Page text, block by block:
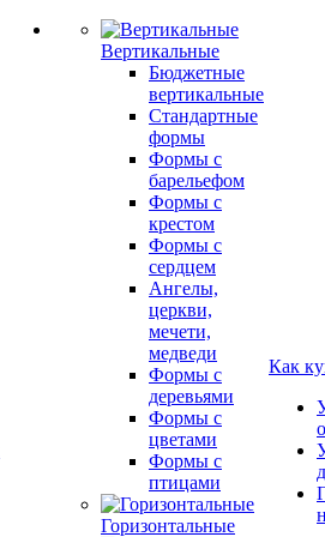
Вертикальные
Бюджетные
вертикальные
Стандартные
формы
Формы с
барельефом
Формы с
крестом
Формы с
сердцем
Ангелы,
церкви,
мечети,
медведи
Формы с
деревьями
Формы с
цветами
Формы с
птицами
Горизонтальные
Как